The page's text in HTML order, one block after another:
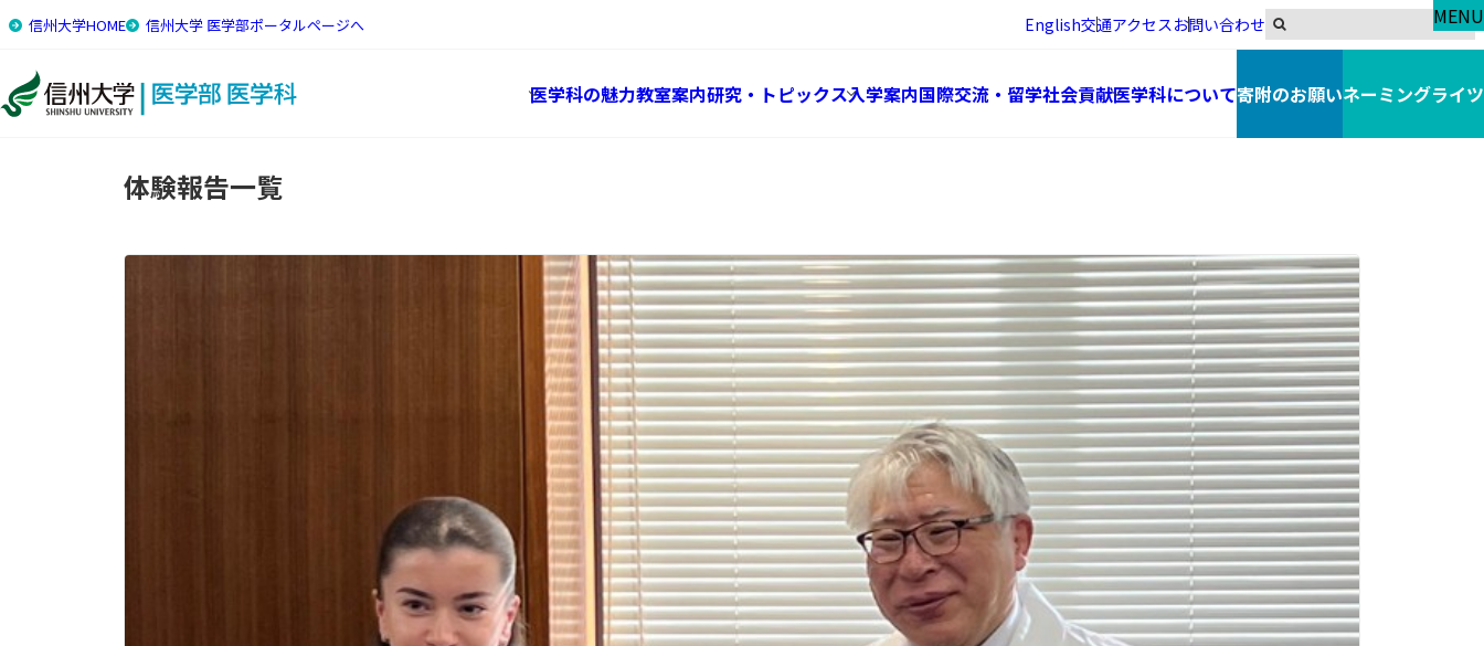
信州大学HOME 信州大学 医学部ポータルページへ English交通アクセスお問い合わせ
医学科の魅力教室案内研究・トピックス入学案内国際交流・留学社会貢献医学科について寄附のお願いネーミングライツ
トップ 国際交流・留学
体験報告一覧
MENU